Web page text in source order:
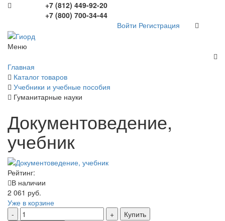
+7 (812) 449-92-20
+7 (800) 700-34-44
Войти Регистрация
Меню
Главная
Каталог товаров
Учебники и учебные пособия
Гуманитарные науки
Документоведение,
учебник
Рейтинг:
В наличии
2 061 руб.
Уже в корзине
Купить